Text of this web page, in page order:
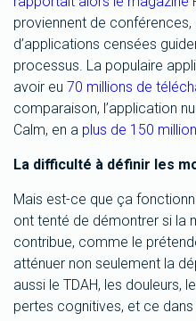
proviennent de
d’applications censées
processus. La populaire
avoir eu 70 millions de
comparaison, l’application
Calm, en a plus de 150
La difficulté à définir les
Mais est-ce que ça
ont tenté de démontrer si la
contribue, comme le
atténuer non seulement la
aussi le TDAH, les douleurs,
pertes cognitives, et ce